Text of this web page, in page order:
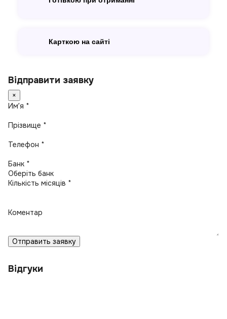
Карткою на сайті
Відправити заявку
×
Имʼя *
Прізвище *
Телефон *
Банк *
Кількість місяців *
Коментар
Отправить заявку
Відгуки